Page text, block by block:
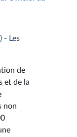
- Les
de
et de la
non